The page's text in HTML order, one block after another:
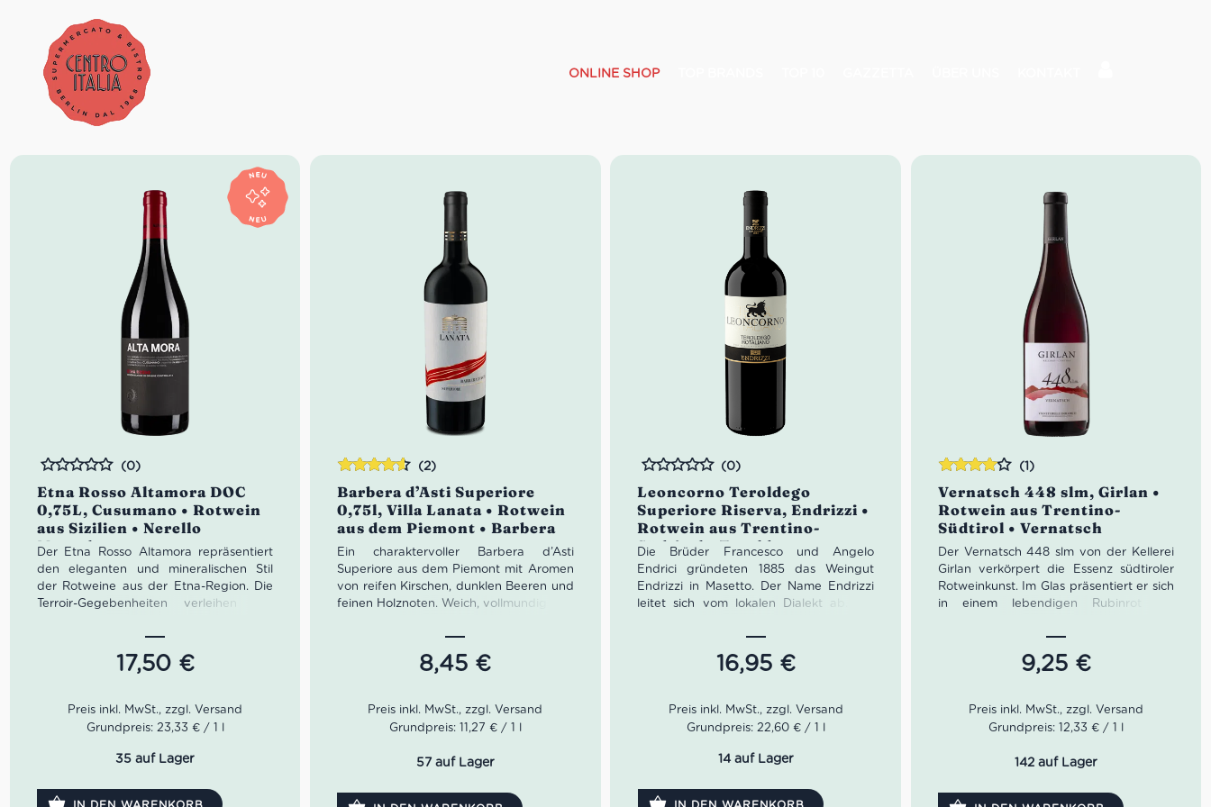
ONLINE SHOP
Etna Rosso Altamora DOC
0,75L, Cusumano • Rotwein
aus Sizilien • Nerello
Mascalese
Bewertet
(0)
Der Etna Rosso Altamora repräsentiert
den eleganten und mineralischen Stil
der Rotweine aus der Etna-Region. Die
Terroir-Gegebenheiten verleihen ihm
Er eignet sich hervorragend als
Begleitung zu Pasta mit Fleischsaucen,
gegrilltem Fleisch, gereiftem Käse oder
Farbe: Tief rubinrot.
Geruch: Intensive Aromen dunkler
Beeren sowie florale Nuancen und
Geschmack: Ausgewogen mit
17,50 €
Grundpreis: 23,33 € / 1 l
35 auf Lager
Barbera d’Asti Superiore
0,75l, Villa Lanata • Rotwein
aus dem Piemont • Barbera
(2)
Ein charaktervoller Barbera d’Asti
Superiore aus dem Piemont mit Aromen
von reifen Kirschen, dunklen Beeren und
feinen Holznoten. Weich, vollmundig und
eleganter Rotwein für Genießer.
Produktdetails:
Rotwein, trocken
Herkunft: Asti, Piemont, Italien
Ausbau:Eichenfass
0,75 Liter
8,45 €
Bewertet
mit4.50
von 5
Grundpreis: 11,27 € / 1 l
57 auf Lager
Leoncorno Teroldego
Superiore Riserva, Endrizzi •
Rotwein aus Trentino-
Südtirol • Teroldego
Rotaliano
Bewertet
(0)
Die Brüder Francesco und Angelo
Endrici gründeten 1885 das Weingut
Endrizzi in Masetto. Der Name Endrizzi
leitet sich vom lokalen Dialekt ab. Die
denn sie führten die französischen
Rebsorten Cabernet Sauvignon und
Merlot ein. Heute leitet Paolo Endrici
Leoncorno Teroldego Superiore Riserva
von Endrezzi hat mit seiner dunklen,
Ausstrahlung. In der Nase spielen die
Schokolade harmonisch auf. Am Gaumen
16,95 €
Grundpreis: 22,60 € / 1 l
14 auf Lager
Vernatsch 448 slm, Girlan •
Rotwein aus Trentino-
Südtirol • Vernatsch
(1)
Der Vernatsch 448 slm von der Kellerei
Girlan verkörpert die Essenz südtiroler
Rotweinkunst. Im Glas präsentiert er sich
in einem lebendigen Rubinrot mit
verführerische Aromen von saftigen
Waldbeeren, gerösteten Haselnüssen
und feinen Gewürznoten. Am Gaumen
fruchtbetonten, vitalen Charakteristik
und einer samtig-geschmeidigen Textur,
Farbe: Rubinroter Wein mit
9,25 €
Bewertet
mit4.00
von 5
Grundpreis: 12,33 € / 1 l
142 auf Lager